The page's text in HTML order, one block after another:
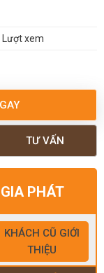
Lượt xem
TƯ VẤN
PHÁT
KHÁCH CŨ GIỚI
THIỆU